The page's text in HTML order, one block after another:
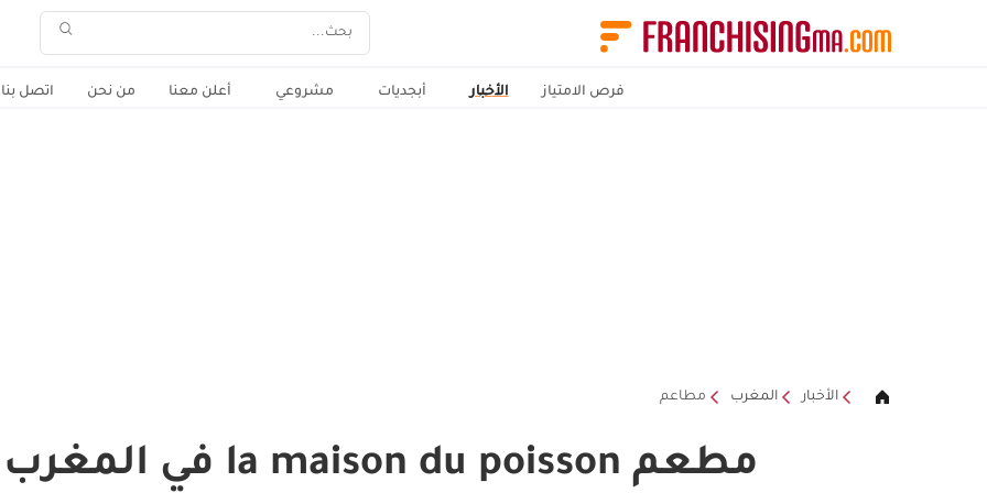
فرص الامتياز الأخبار أبجديات مشروعي أعلن معنا من نحن اتصل بنا
الأخبار المغرب مطاعم
مطعم la maison du poisson في المغرب